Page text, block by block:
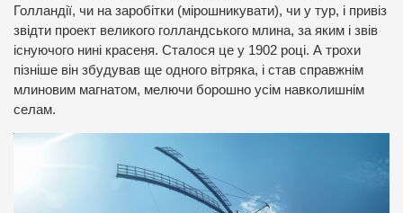
Голландії, чи на заробітки (мірошникувати), чи у тур, і привіз
звідти проект великого голландського млина, за яким і звів
існуючого нині красеня. Сталося це у 1902 році. А трохи
пізніше він збудував ще одного вітряка, і став справжнім
млиновим магнатом, мелючи борошно усім навколишнім
селам.